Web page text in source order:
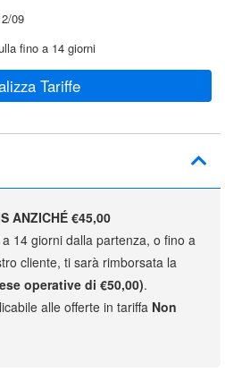
09
fino a 14 giorni
Tariffe
ANZICHÉ €45,00
14 giorni dalla partenza, o fino a
cliente, ti sarà rimborsata la
operative di €50,00).
alle offerte in tariffa Non